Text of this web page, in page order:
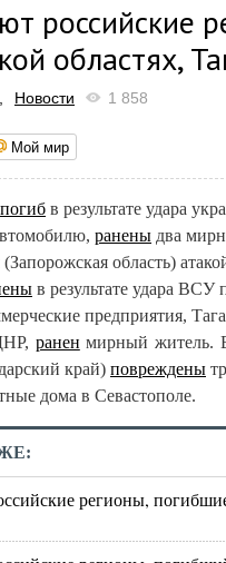
российские
областях,
Новости 1 858
Мой мир
погиб в результате удара
ранены два
область)
в результате удара
предприятия,
ранен мирный житель.
край) повреждены
дома в Севастополе.
регионы,